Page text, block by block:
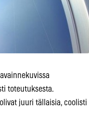
toteutuksesta.
juuri tällaisia, coolisti